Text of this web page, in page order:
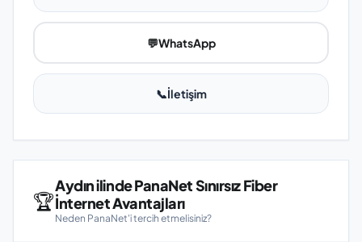
💬WhatsApp
📞İletişim
🏆
Aydın ilinde PanaNet Sınırsız Fiber
İnternet Avantajları
Neden PanaNet'i tercih etmelisiniz?